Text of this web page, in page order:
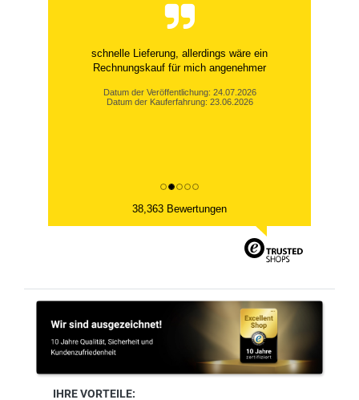
schnelle Lieferung, allerdings wäre ein
Rechnungskauf für mich angenehmer
Datum der Veröffentlichung: 24.07.2026
Datum der Kauferfahrung: 23.06.2026
38,363 Bewertungen
IHRE VORTEILE: